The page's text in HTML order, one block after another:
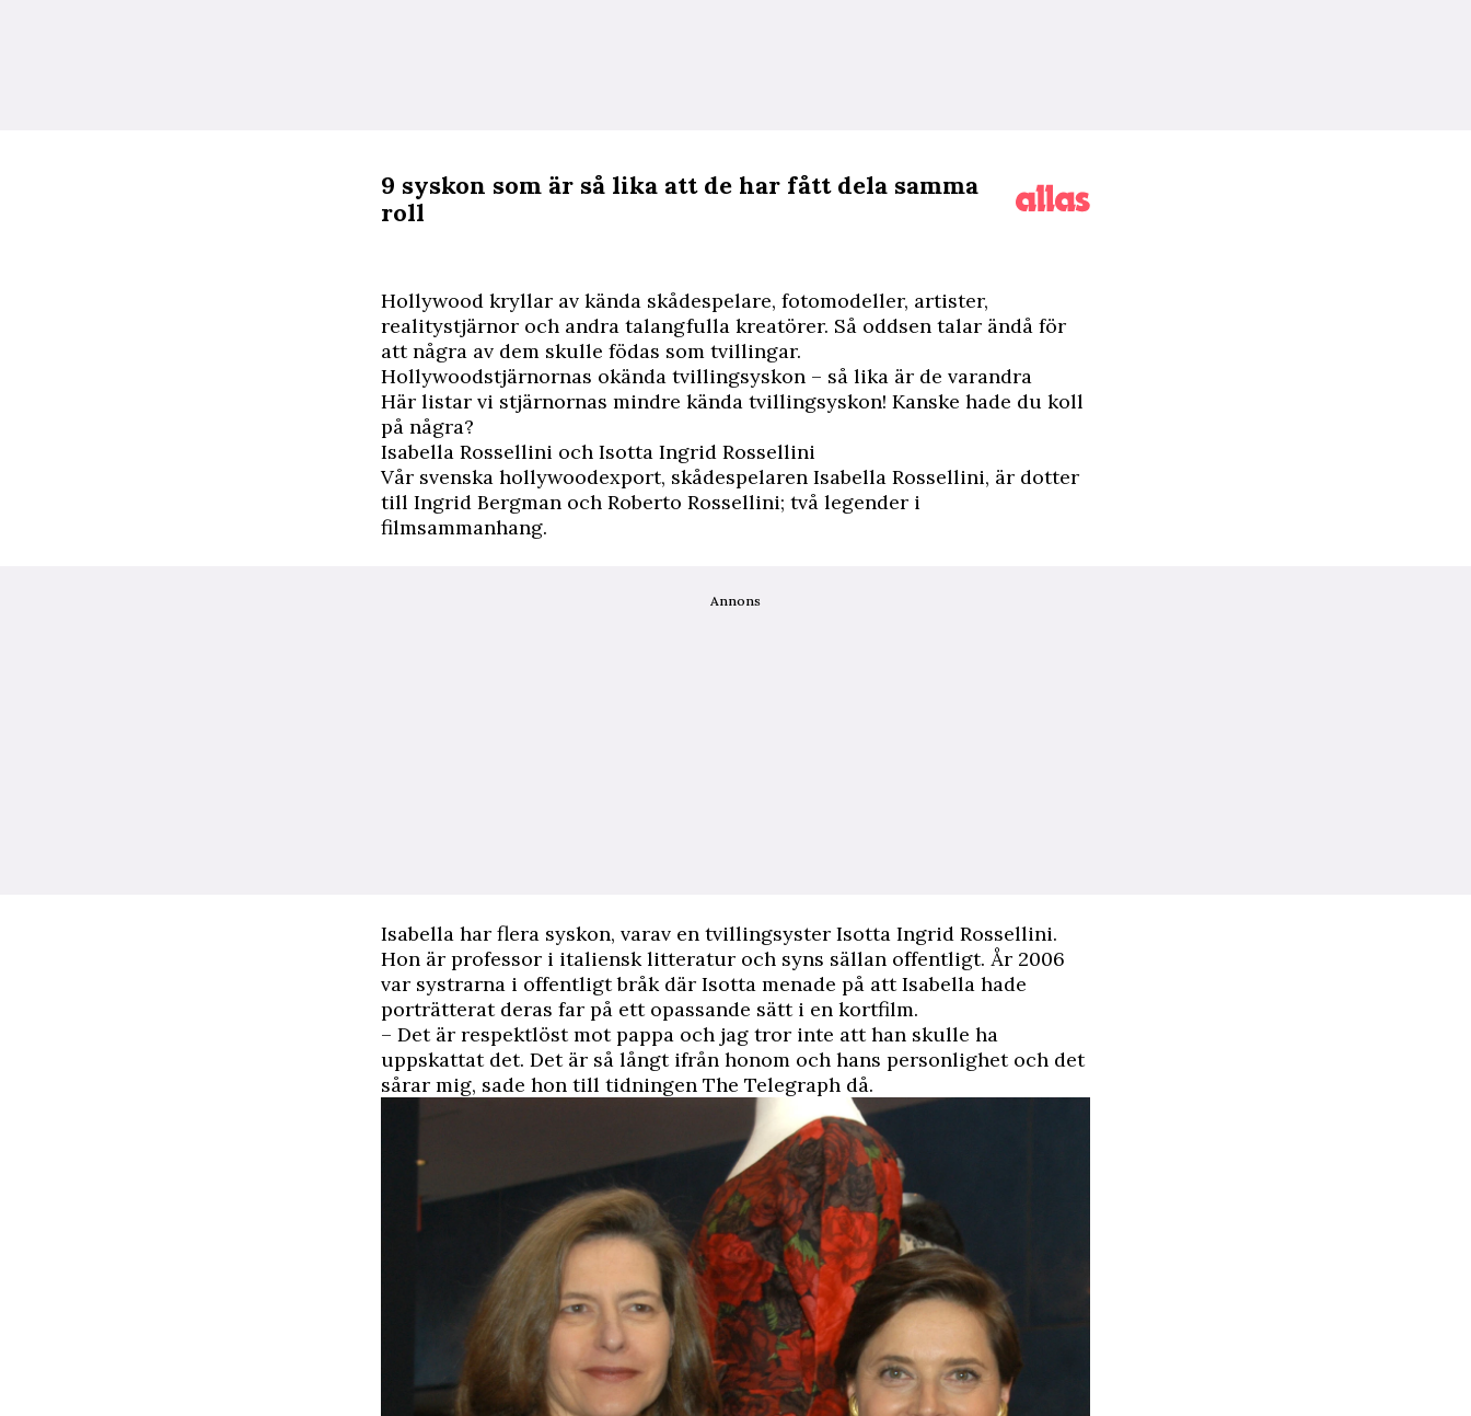
9 syskon som är så lika att de har fått dela samma
roll
Hollywood kryllar av kända skådespelare, fotomodeller, artister,
realitystjärnor och andra talangfulla kreatörer. Så oddsen talar ändå för
att några av dem skulle födas som tvillingar.
Hollywoodstjärnornas okända tvillingsyskon – så lika är de varandra
Här listar vi stjärnornas mindre kända tvillingsyskon! Kanske hade du koll
på några?
Isabella Rossellini och Isotta Ingrid Rossellini
Vår svenska hollywoodexport, skådespelaren Isabella Rossellini, är dotter
till Ingrid Bergman och Roberto Rossellini; två legender i
filmsammanhang.
Annons
Isabella har flera syskon, varav en tvillingsyster Isotta Ingrid Rossellini.
Hon är professor i italiensk litteratur och syns sällan offentligt. År 2006
var systrarna i offentligt bråk där Isotta menade på att Isabella hade
porträtterat deras far på ett opassande sätt i en kortfilm.
– Det är respektlöst mot pappa och jag tror inte att han skulle ha
uppskattat det. Det är så långt ifrån honom och hans personlighet och det
sårar mig, sade hon till tidningen The Telegraph då.